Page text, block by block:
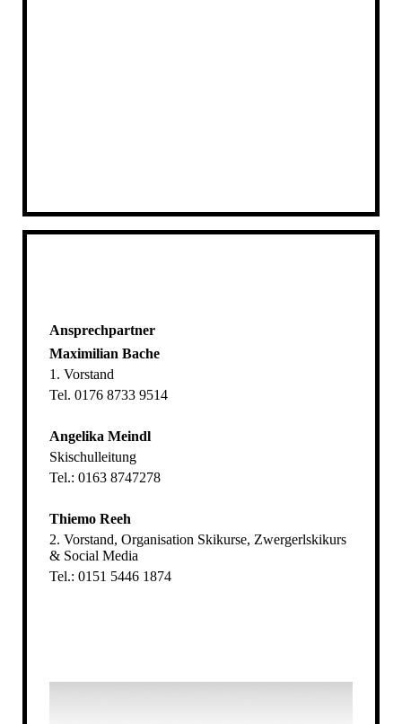
Ansprechpartner
Maximilian Bache
1. Vorstand
Tel. 0176 8733 9514
Angelika Meindl
Skischulleitung
Tel.: 0163 8747278
Thiemo Reeh
2. Vorstand, Organisation Skikurse, Zwergerlskikurs
& Social Media
Tel.: 0151 5446 1874